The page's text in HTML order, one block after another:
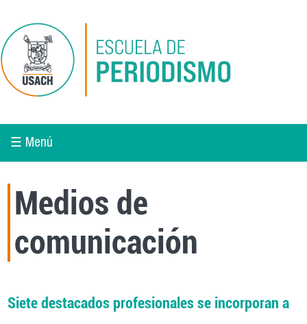
☰ Menú
Medios de
comunicación
Siete destacados profesionales se incorporan a